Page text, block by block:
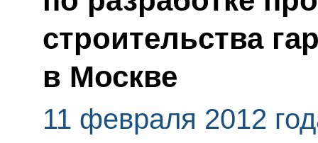
строительства
в Москве
11 февраля 2012